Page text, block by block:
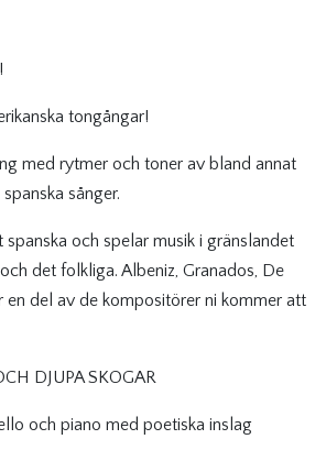
tongångar!
med rytmer och toner av bland annat
sånger.
och spelar musik i gränslandet
det folkliga. Albeniz, Granados, De
en del av de kompositörer ni kommer att
DJUPA SKOGAR
och piano med poetiska inslag